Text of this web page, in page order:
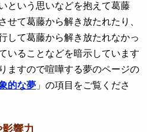
という思いなどを抱えて葛藤
せて葛藤から解き放たれたり、
して葛藤から解き放たれなかっ
いることなどを暗示しています
ますので喧嘩する夢のページの
的な夢 」の項目をご覧くださ
響力